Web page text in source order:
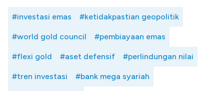
#investasi emas #ketidakpastian geopolitik
#world gold council #pembiayaan emas
#flexi gold #aset defensif #perlindungan nilai
#tren investasi #bank mega syariah